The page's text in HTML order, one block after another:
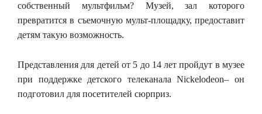
собственный мультфильм? Музей, зал которого
превратится в съемочную мульт-площадку, предоставит
детям такую возможность.
Представления для детей от 5 до 14 лет пройдут в музее
при поддержке детского телеканала Nickelodeon– он
подготовил для посетителей сюрприз.